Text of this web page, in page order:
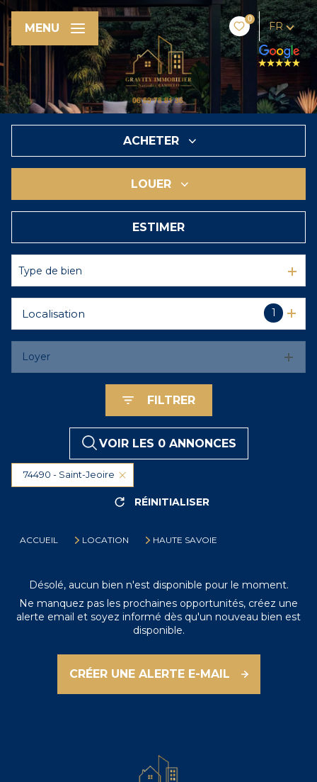
0
FR
MENU
ACHETER
LOUER
En saisonnier
De l'immo pro
ESTIMER
Type de bien
1
Localisation
Loyer
FILTRER
VOIR LES 0ANNONCES
74490 - Saint-Jeoire
RÉINITIALISER
ACCUEIL LOCATION HAUTE SAVOIE
Désolé, aucun bien n'est disponible pour le moment.
Ne manquez pas les prochaines opportunités, créez une
alerte email et soyez informé dès qu'un nouveau bien est
disponible.
CRÉER UNE ALERTE E-MAIL